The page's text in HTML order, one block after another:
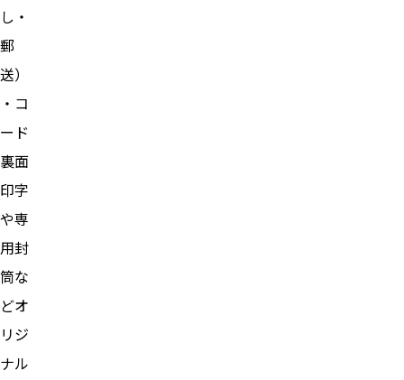
し・
郵
送）
・コ
ード
裏面
印字
や専
用封
筒な
どオ
リジ
ナル